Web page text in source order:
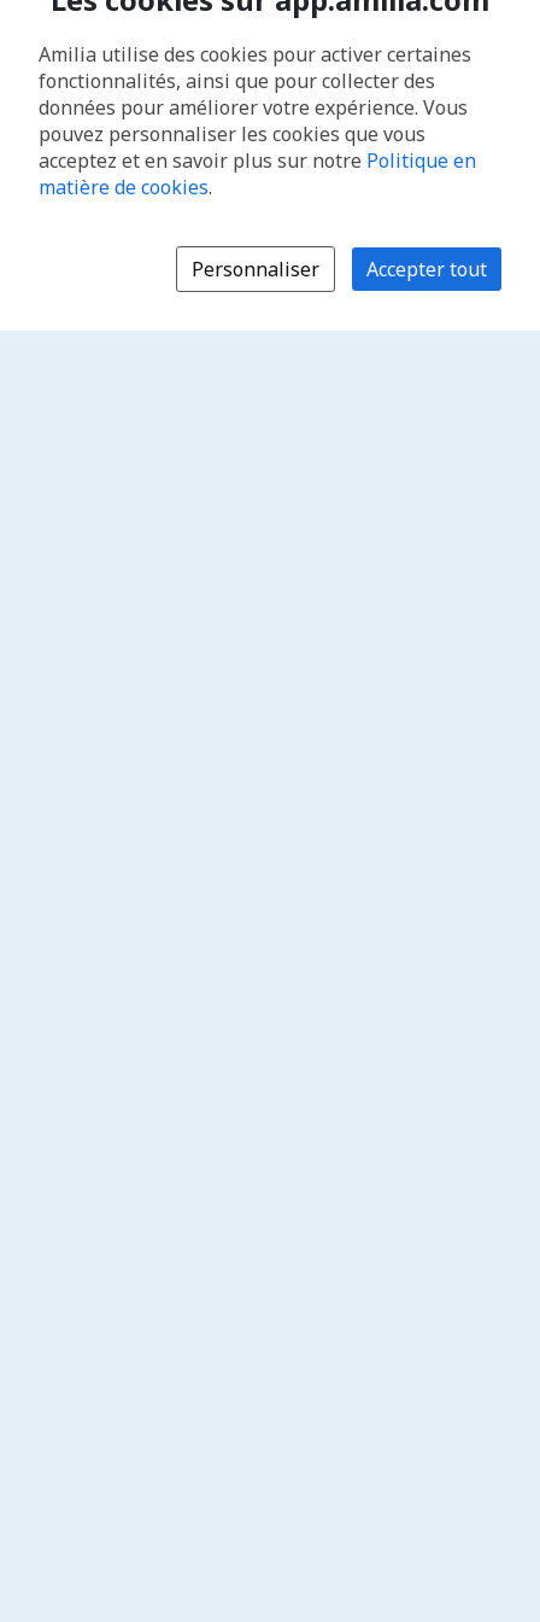
Amilia utilise des cookies pour activer certaines
fonctionnalités, ainsi que pour collecter des
données pour améliorer votre expérience. Vous
pouvez personnaliser les cookies que vous
acceptez et en savoir plus sur notre Politique en
matière de cookies.
Personnaliser Accepter tout